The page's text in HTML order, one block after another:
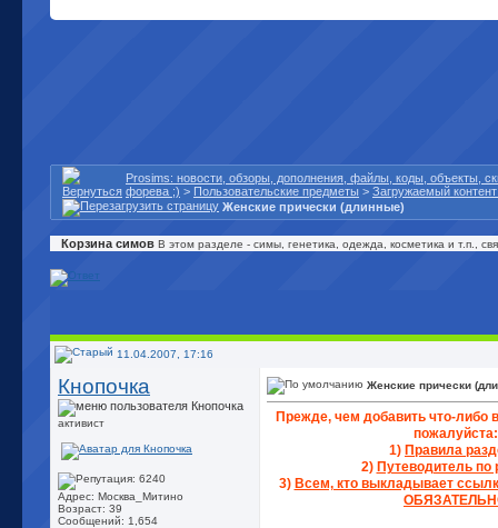
Prosims: новости, обзоры, дополнения, файлы, коды, объекты,
форева ;) > Пользовательские предметы > Загружаемый
Женские прически (длинные)
Корзина симов В этом разделе - симы, генетика, одежда, косметика и т.п.,
11.04.2007, 17:16
Кнопочка
активист
Адрес: Москва_Митино
Возраст: 39
Сообщений: 1,654
Женские прически
Прежде, чем добавить что-либо
пожалуйста:
1) Правила
2) Путеводитель по
3) Всем, кто выкладывает